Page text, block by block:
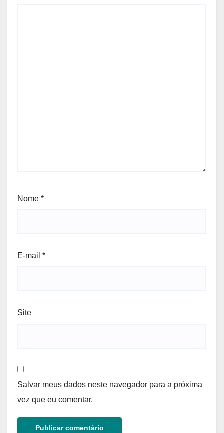
Nome *
E-mail *
Site
Salvar meus dados neste navegador para a próxima
vez que eu comentar.